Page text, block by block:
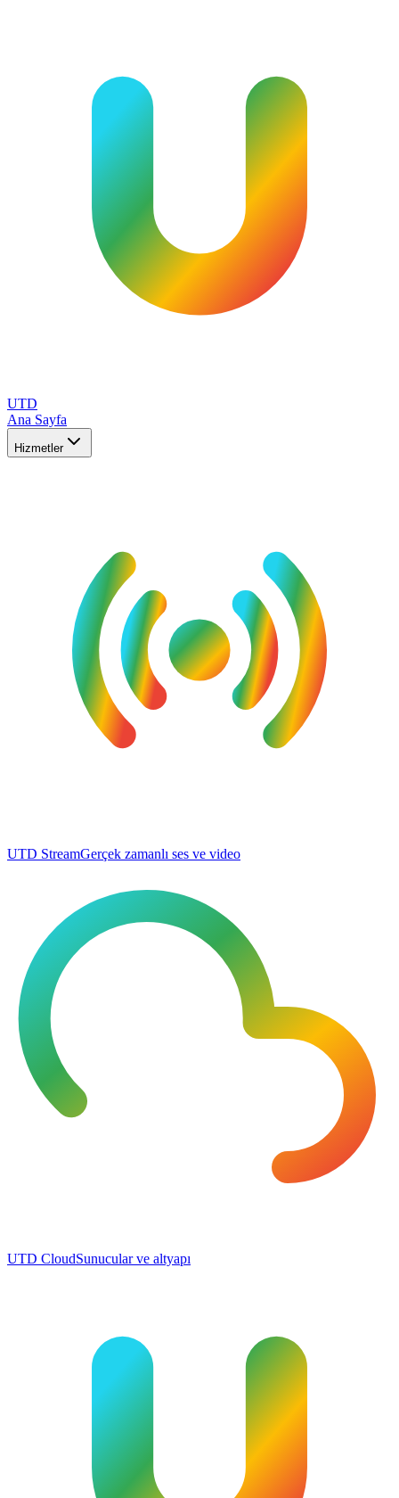
UTD
Ana Sayfa
Hizmetler
UTD StreamGerçek zamanlı ses ve video
UTD CloudSunucular ve altyapı